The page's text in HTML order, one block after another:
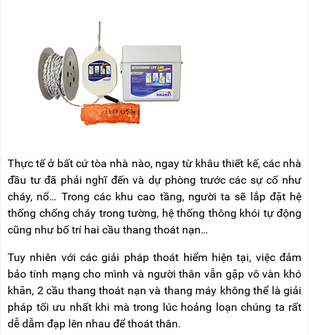
Thực tế ở bất cứ tòa nhà nào, ngay từ khâu thiết kế, các nhà
đầu tư đã phải nghĩ đến và dự phòng trước các sự cố như
cháy, nổ… Trong các khu cao tầng, người ta sẽ lắp đặt hệ
thống chống cháy trong tường, hệ thống thông khói tự động
cũng như bố trí hai cầu thang thoát nạn…
Tuy nhiên với các giải pháp thoát hiểm hiện tại, việc đảm
bảo tính mạng cho mình và người thân vẫn gặp vô vàn khó
khăn, 2 cầu thang thoát nạn và thang máy không thể là giải
pháp tối ưu nhất khi mà trong lúc hoảng loạn chúng ta rất
dễ dẫm đạp lên nhau để thoát thân.